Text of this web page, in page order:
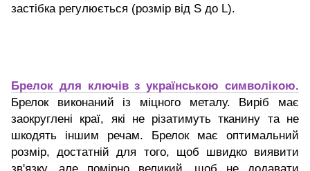
застібка регулюється (розмір від S до L).
Брелок для ключів з українською символікою.
Брелок виконаний із міцного металу. Виріб має
заокруглені краї, які не різатимуть тканину та не
шкодять іншим речам. Брелок має оптимальний
розмір, достатній для того, щоб швидко виявити